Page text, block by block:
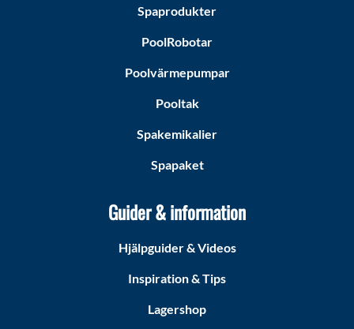
Spaprodukter
PoolRobotar
Poolvärmepumpar
Pooltak
Spakemikalier
Spapaket
Guider & information
Hjälpguider & Videos
Inspiration & Tips
Lagershop